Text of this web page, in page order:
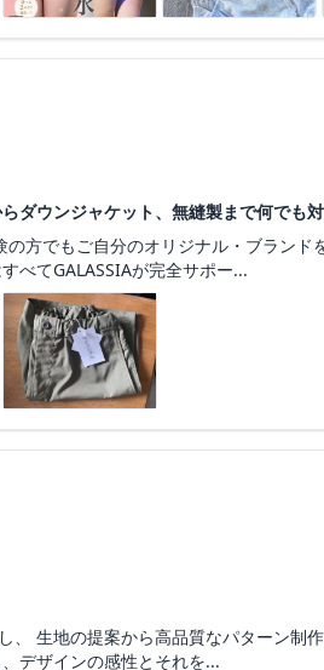
ダウンジャケット、無縫製まで何でも
方でもご自分のオリジナル・ブランド
べてGALASSIAが完全サポー...
生地の提案から高品質なパターン制
デザインの感性とそれを...